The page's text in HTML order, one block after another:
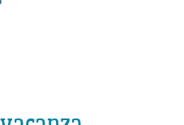
uno segnato dallo gnomo